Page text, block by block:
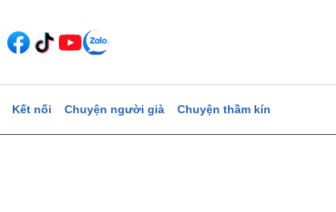
Kết nối Chuyện người già Chuyện thầm kín